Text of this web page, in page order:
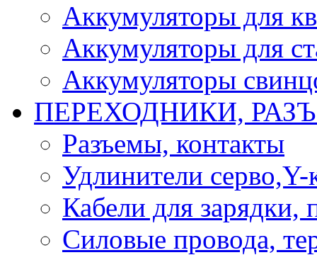
Аккумуляторы для
Аккумуляторы для
Аккумуляторы
ПЕРЕХОДНИКИ,
Разъемы, контакты
Удлинители серво,Y-
Кабели для зарядки,
Силовые провода,